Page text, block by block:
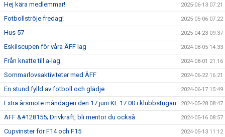
Hej kära medlemmar! 2025-06-13 07:21
Fotbollströje fredag! 2025-05-06 07:22
Hus 57 2025-04-23 09:37
Eskilscupen för våra ÄFF lag 2024-08-05 14:33
Från knatte till a-lag 2024-08-01 21:16
Sommarlovsaktiviteter med ÄFF 2024-06-22 16:21
En stund fylld av fotboll och glädje 2024-06-17 15:49
Extra årsmöte måndagen den 17 juni KL 17:00 i klubbstugan 2024-05-28 08:47
ÄFF &#128155; Drivkraft, bli mentor du också 2024-05-16 08:57
Cupvinster för F14 och F15 2024-05-13 11:12